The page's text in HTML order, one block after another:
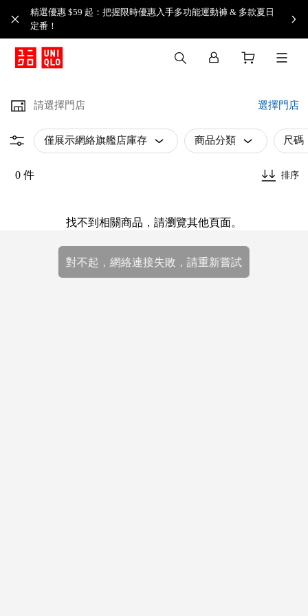
精選優惠 $59 起：把握限時優惠入手多功能運動褲 & 多款夏日
定番！​
請選擇門店 選擇門店
僅展示網絡旗艦店庫存 商品分類 尺碼
0 件 排序
找不到相關商品，請瀏覽其他頁面。
對不起，網絡連接失敗，請重新嘗試